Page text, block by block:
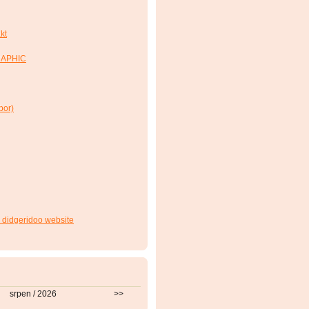
website
srpen / 2026 >>